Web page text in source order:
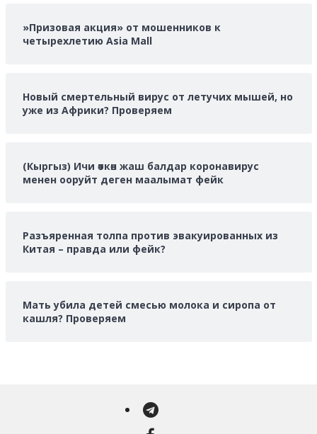
»Призовая акция» от мошенников к
четырехлетию Asia Mall
Новый смертельный вирус от летучих мышей, но
уже из Африки? Проверяем
(Кыргыз) Ичи өткөн жаш балдар коронавирус
менен ооруйт деген маалымат фейк
Разъяренная толпа против эвакуированных из
Китая – правда или фейк?
Мать убила детей смесью молока и сиропа от
кашля? Проверяем
Telegram